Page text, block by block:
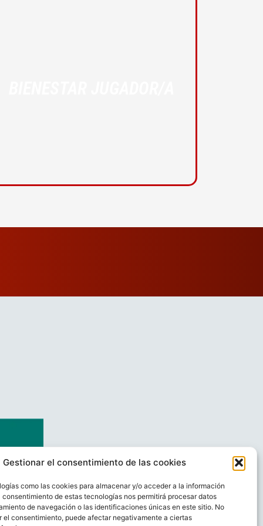
Gestionar el consentimiento de las cookies
como las cookies para almacenar y/o acceder a la información
consentimiento de estas tecnologías nos permitirá procesar datos
de navegación o las identificaciones únicas en este sitio. No
el consentimiento, puede afectar negativamente a ciertas